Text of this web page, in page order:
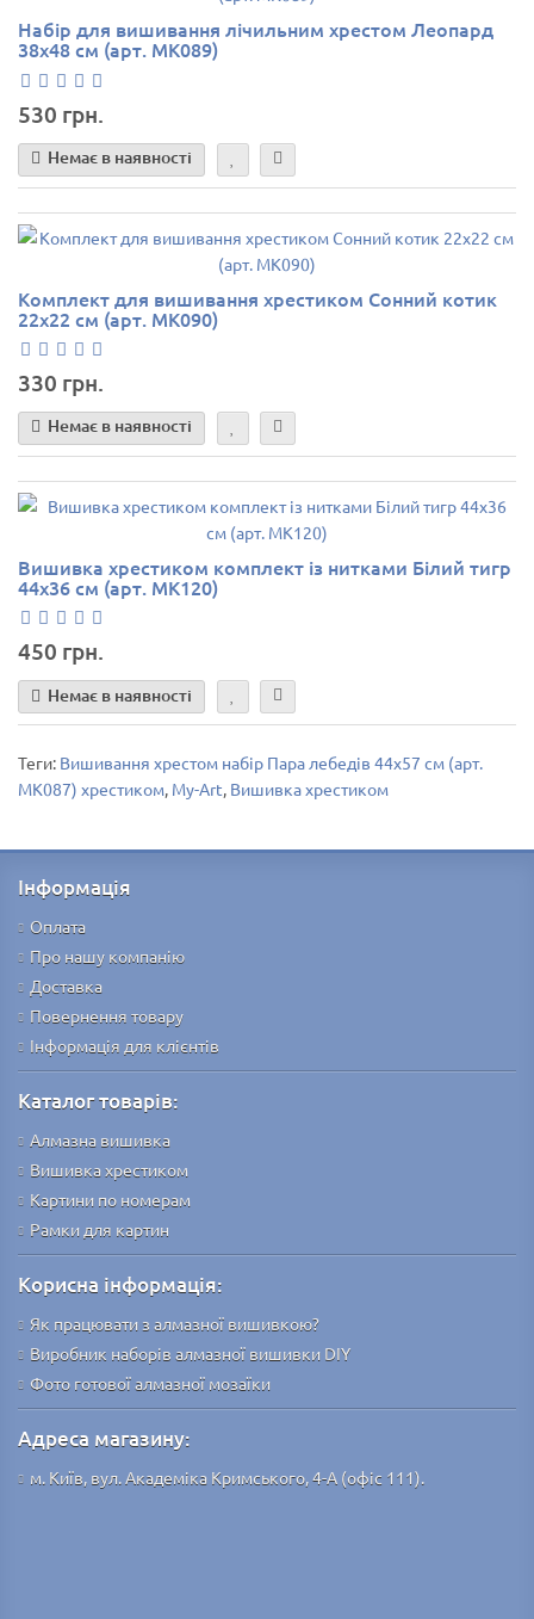
Набір для вишивання лічильним хрестом Леопард
38х48 см (арт. MK089)
530 грн.
Немає в наявності
Комплект для вишивання хрестиком Сонний котик
22х22 см (арт. MK090)
330 грн.
Немає в наявності
Вишивка хрестиком комплект із нитками Білий тигр
44х36 см (арт. MK120)
450 грн.
Немає в наявності
Теги: Вишивання хрестом набір Пара лебедів 44х57 см (арт.
MK087) хрестиком, My-Art, Вишивка хрестиком
Інформація
Оплата
Про нашу компанію
Доставка
Повернення товару
Інформація для клієнтів
Каталог товарів:
Алмазна вишивка
Вишивка хрестиком
Картини по номерам
Рамки для картин
Корисна інформація:
Як працювати з алмазної вишивкою?
Виробник наборів алмазної вишивки DIY
Фото готової алмазної мозаїки
Адреса магазину:
м. Київ, вул. Академіка Кримського, 4-А (офіс 111).